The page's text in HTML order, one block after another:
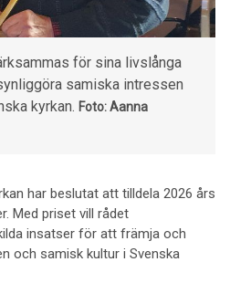
för sina livslånga
samiska intressen
kyrkan. Foto: Aanna
har beslutat att tilldela 2026 års
Med priset vill rådet
insatser för att främja och
och samisk kultur i Svenska